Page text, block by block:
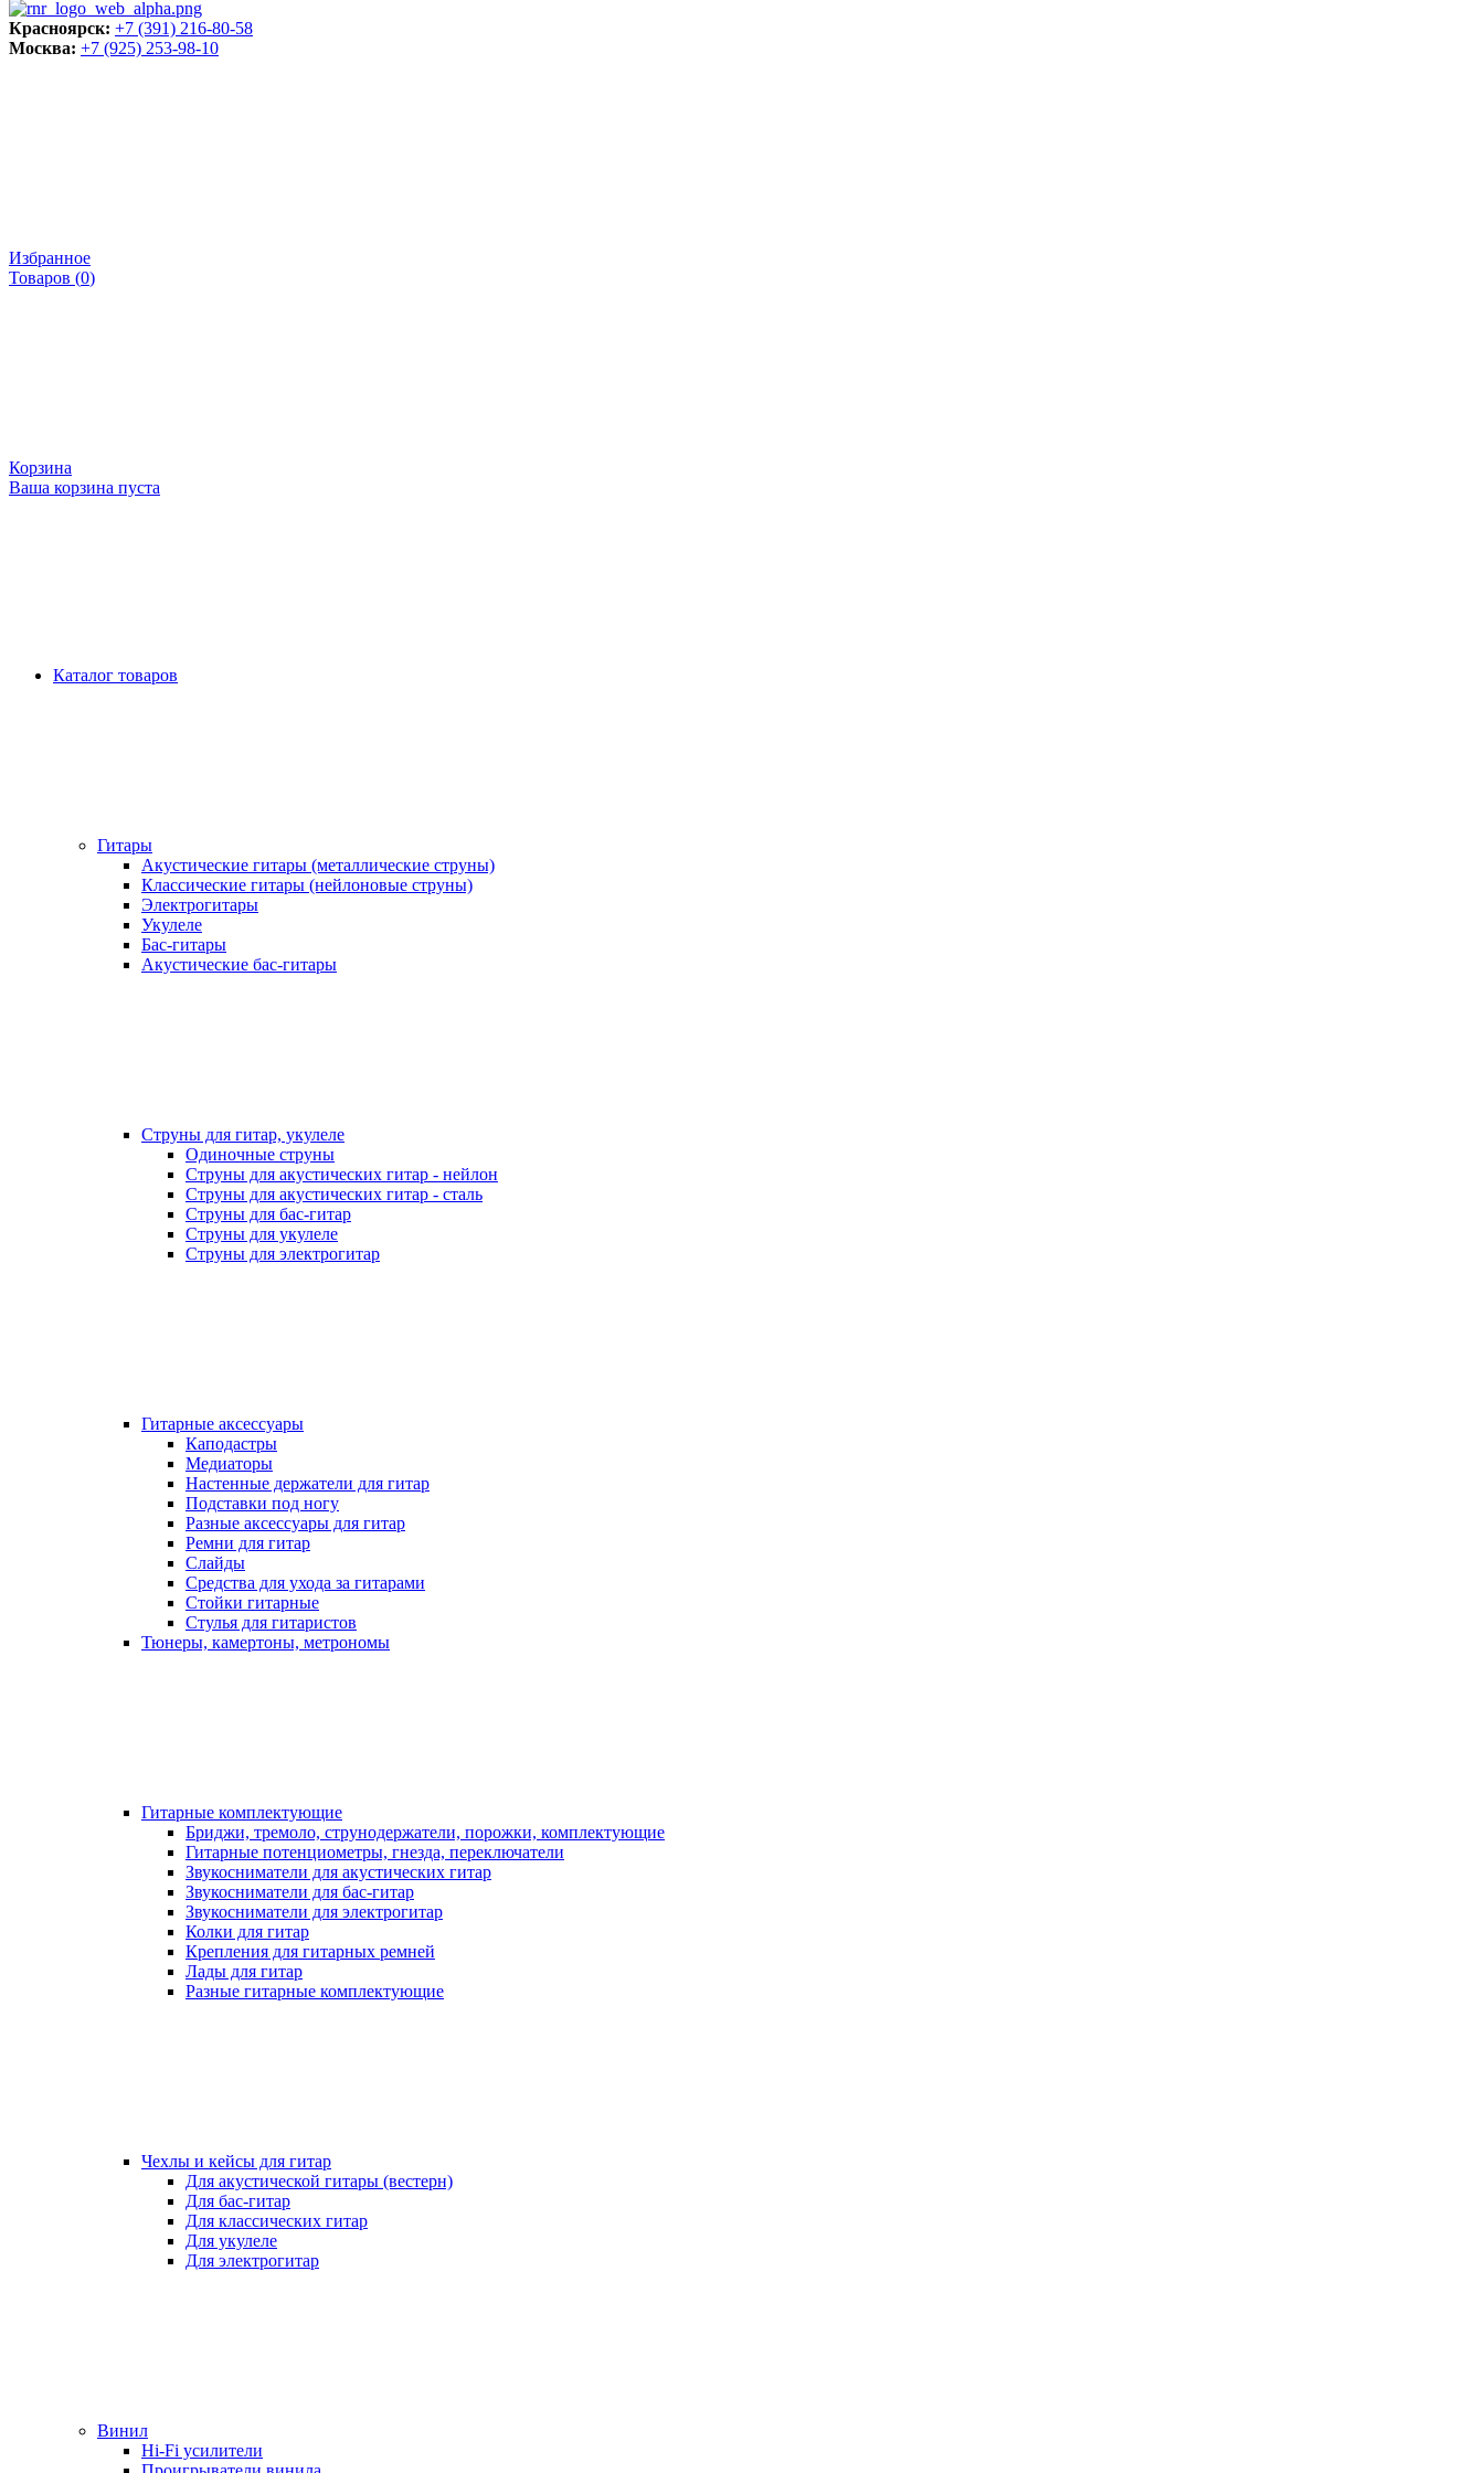
Красноярск: +7 (391) 216-80-58
Москва: +7 (925) 253-98-10
Избранное
Товаров (0)
Корзина
Ваша корзина пуста
Каталог товаров
Гитары
Акустические гитары (металлические струны)
Классические гитары (нейлоновые струны)
Электрогитары
Укулеле
Бас-гитары
Акустические бас-гитары
Струны для гитар, укулеле
Одиночные струны
Струны для акустических гитар - нейлон
Струны для акустических гитар - сталь
Струны для бас-гитар
Струны для укулеле
Струны для электрогитар
Гитарные аксессуары
Каподастры
Медиаторы
Настенные держатели для гитар
Подставки под ногу
Разные аксессуары для гитар
Ремни для гитар
Слайды
Средства для ухода за гитарами
Стойки гитарные
Стулья для гитаристов
Тюнеры, камертоны, метрономы
Гитарные комплектующие
Бриджи, тремоло, струнодержатели, порожки, комплектующие
Гитарные потенциометры, гнезда, переключатели
Звукосниматели для акустических гитар
Звукосниматели для бас-гитар
Звукосниматели для электрогитар
Колки для гитар
Крепления для гитарных ремней
Лады для гитар
Разные гитарные комплектующие
Чехлы и кейсы для гитар
Для акустической гитары (вестерн)
Для бас-гитар
Для классических гитар
Для укулеле
Для электрогитар
Винил
Hi-Fi усилители